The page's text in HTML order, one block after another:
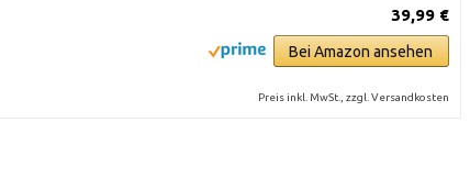
39,99 €
Bei Amazon ansehen
Preis inkl. MwSt., zzgl. Versandkosten